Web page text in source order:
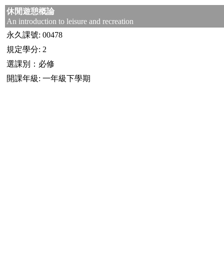
休閒遊憩概論
An introduction to leisure and recreation
永久課號: 00478
規定學分: 2
選課別：必修
開課年級: 一年級下學期